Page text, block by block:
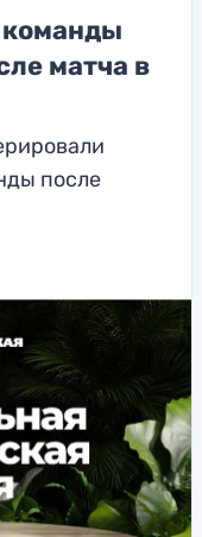
матча в
после